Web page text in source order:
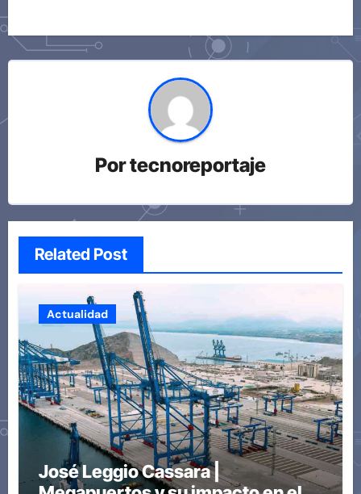
Portecnoreportaje
Related Post
Actualidad
José Leggio Cassara |